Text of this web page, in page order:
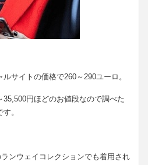
サイトの価格で260～290ユーロ。
35,500円ほどのお値段なので調べた
。
ンウェイコレクションでも着用され